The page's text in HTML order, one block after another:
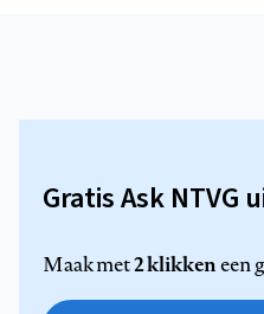
Gratis Ask NTVG
Maak met2 klikkeneen